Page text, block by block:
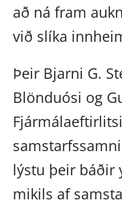
að ná fram
við slíka
Þeir Bjarni G.
Blönduósi og
lýstu þeir
mikils af